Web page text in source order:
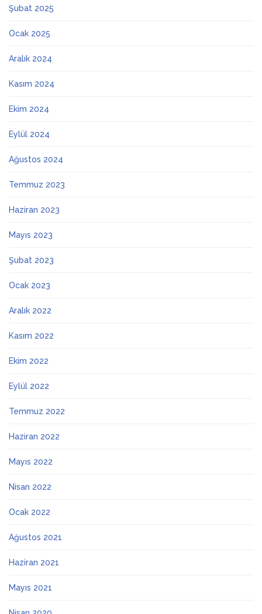
Şubat 2025
Ocak 2025
Aralık 2024
Kasım 2024
Ekim 2024
Eylül 2024
Ağustos 2024
Temmuz 2023
Haziran 2023
Mayıs 2023
Şubat 2023
Ocak 2023
Aralık 2022
Kasım 2022
Ekim 2022
Eylül 2022
Temmuz 2022
Haziran 2022
Mayıs 2022
Nisan 2022
Ocak 2022
Ağustos 2021
Haziran 2021
Mayıs 2021